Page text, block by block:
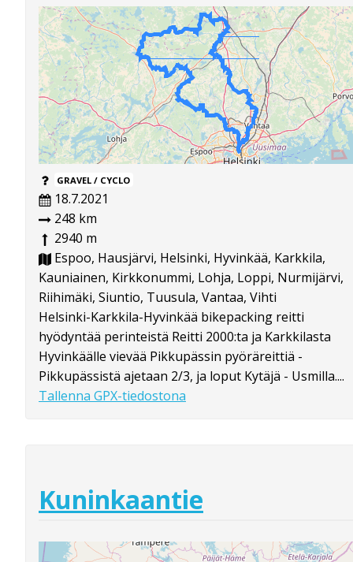
GRAVEL / CYCLO
18.7.2021
248 km
2940 m
Espoo, Hausjärvi, Helsinki, Hyvinkää, Karkkila,
Kauniainen, Kirkkonummi, Lohja, Loppi, Nurmijärvi,
Riihimäki, Siuntio, Tuusula, Vantaa, Vihti
Helsinki-Karkkila-Hyvinkää bikepacking reitti
hyödyntää perinteistä Reitti 2000:ta ja Karkkilasta
Hyvinkäälle vievää Pikkupässin pyöräreittiä -
Pikkupässistä ajetaan 2/3, ja loput Kytäjä - Usmilla....
Tallenna GPX-tiedostona
Kuninkaantie